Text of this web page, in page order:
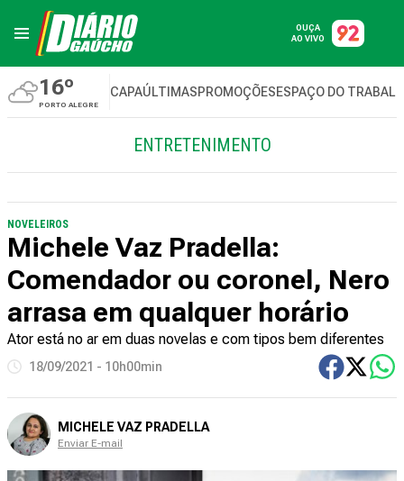
OUÇA
AO VIVO
16º
PORTO ALEGRE
CAPAÚLTIMASPROMOÇÕESESPAÇO DO
ENTRETENIMENTO
NOVELEIROS
Michele Vaz Pradella:
Comendador ou coronel, Nero
arrasa em qualquer horário
Ator está no ar em duas novelas e com tipos bem diferentes
18/09/2021 - 10h00min
MICHELE VAZ PRADELLA
Enviar E-mail